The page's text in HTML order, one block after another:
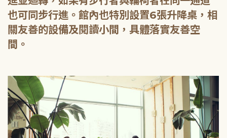
也可同步行進。館內也特別設置6張升降桌，相
關友善的設備及閱讀小間，具體落實友善空
間。